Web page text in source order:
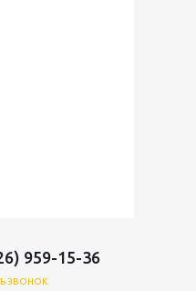
959-15-36
ЗВОНОК